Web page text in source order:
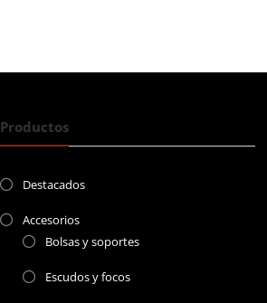
Productos
Destacados
Accesorios
Bolsas y soportes
Escudos y focos